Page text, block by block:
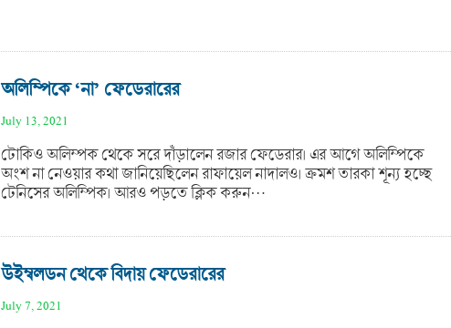
অলিম্পিকে ‘না’ ফেডেরারের
July 13, 2021
টোকিও অলিম্পক থেকে সরে দাঁড়ালেন রজার ফেডেরার। এর আগে অলিম্পিকে
অংশ না নেওয়ার কথা জানিয়েছিলেন রাফায়েল নাদালও। ক্রমশ তারকা শূন্য হচ্ছে
টেনিসের অলিম্পিক। আরও পড়তে ক্লিক করুন…
উইম্বলডন থেকে বিদায় ফেডেরারের
July 7, 2021